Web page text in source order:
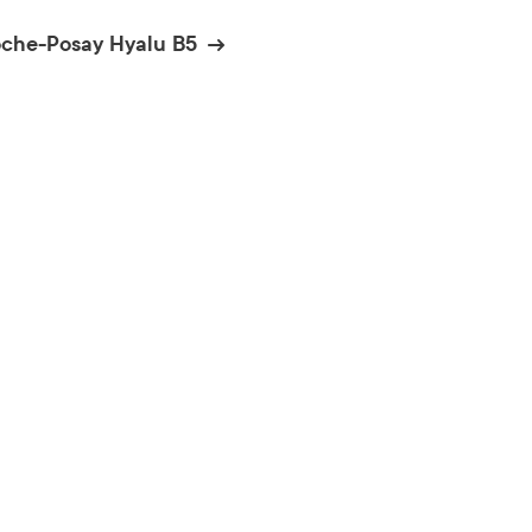
Posay Hyalu B5